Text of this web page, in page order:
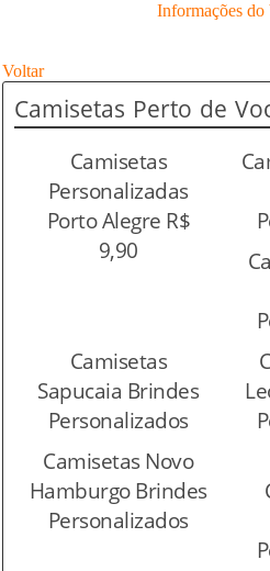
Informações do
Voltar
Camisetas Perto de
Camisetas
Personalizadas
Porto Alegre R$
9,90
Camisetas
Sapucaia Brindes
Personalizados
Camisetas Novo
Hamburgo Brindes
Personalizados